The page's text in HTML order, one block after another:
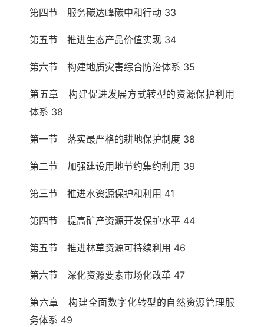
第四节 服务碳达峰碳中和行动 33
第五节 推进生态产品价值实现 34
第六节 构建地质灾害综合防治体系 35
第五章 构建促进发展方式转型的资源保护利用
体系 38
第一节 落实最严格的耕地保护制度 38
第二节 加强建设用地节约集约利用 39
第三节 推进水资源保护和利用 41
第四节 提高矿产资源开发保护水平 44
第五节 推进林草资源可持续利用 46
第六节 深化资源要素市场化改革 47
第六章 构建全面数字化转型的自然资源管理服
务体系 49